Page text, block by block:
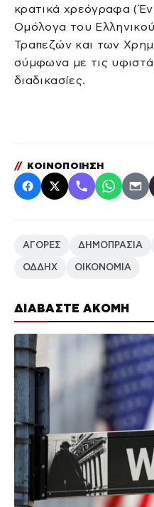
ΔΙΑΒΑΣΤΕ ΑΚΟΜΗ
κρατικά χρεόγραφα
Ομόλογα του
Τραπεζών και των
σύμφωνα με τις
διαδικασίες.
// ΚΟΙΝΟΠΟΙΗΣΗ
ΑΓΟΡΕΣ ΔΗΜΟΠΡΑΣΙΑ
ΟΔΔΗΧ ΟΙΚΟΝΟΜΙΑ